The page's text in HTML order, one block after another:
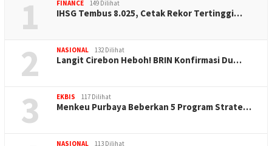
1 FINANCE 149 Dilihat
IHSG Tembus 8.025, Cetak Rekor Tertinggi…
2 NASIONAL 132 Dilihat
Langit Cirebon Heboh! BRIN Konfirmasi Du…
3 EKBIS 117 Dilihat
Menkeu Purbaya Beberkan 5 Program Strate…
NASIONAL 113 Dilihat